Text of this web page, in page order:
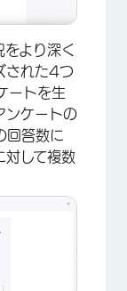
をより深く
された4つ
ートを生
ンケートの
回答数に
対して複数